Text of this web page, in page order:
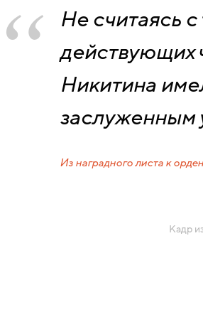
Не считаясь
действующих
Никитина
заслуженным
Из наградного листа к
Кадр